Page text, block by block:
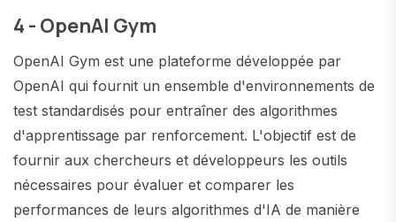
4 - OpenAI Gym
OpenAI Gym est une plateforme développée par
OpenAI qui fournit un ensemble d'environnements de
test standardisés pour entraîner des algorithmes
d'apprentissage par renforcement. L'objectif est de
fournir aux chercheurs et développeurs les outils
nécessaires pour évaluer et comparer les
performances de leurs algorithmes d'IA de manière